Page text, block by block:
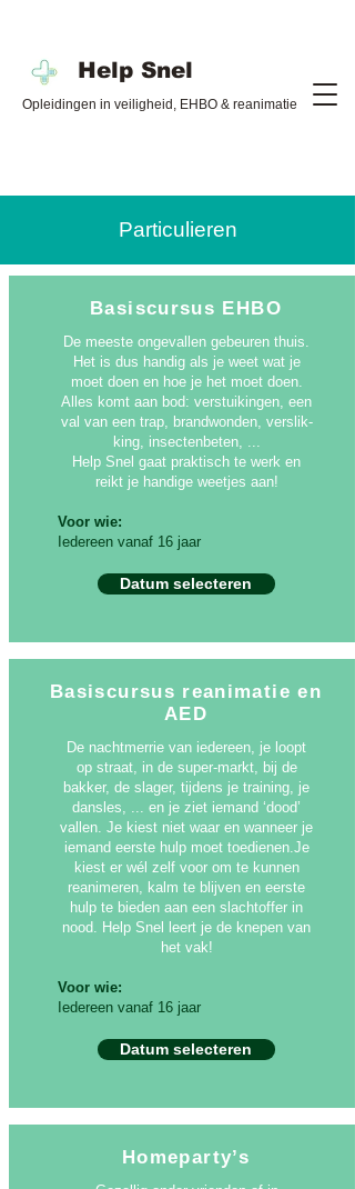
Help Snel
Opleidingen in veiligheid, EHBO & reanimatie
Particulieren
Basiscursus EHBO
De meeste ongevallen gebeuren thuis.
Het is dus handig als je weet wat je
moet doen en hoe je het moet doen.
Alles komt aan bod: verstuikingen, een
val van een trap, brandwonden, verslik-
king, insectenbeten, ...
Help Snel gaat praktisch te werk en
reikt je handige weetjes aan!
Voor wie:
Iedereen vanaf 16 jaar
Datum selecteren
Basiscursus reanimatie en
AED
De nachtmerrie van iedereen, je loopt
op straat, in de super-markt, bij de
bakker, de slager, tijdens je training, je
dansles, ... en je ziet iemand ‘dood’
vallen. Je kiest niet waar en wanneer je
iemand eerste hulp moet toedienen.Je
kiest er wél zelf voor om te kunnen
reanimeren, kalm te blijven en eerste
hulp te bieden aan een slachtoffer in
nood. Help Snel leert je de knepen van
het vak!
Voor wie:
Iedereen vanaf 16 jaar
Datum selecteren
Homeparty’s